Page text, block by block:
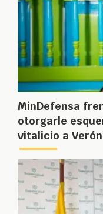
MinDefensa
otorgarle
vitalicio a